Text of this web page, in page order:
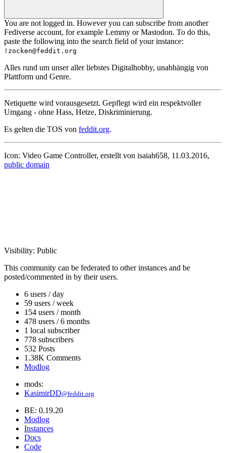
You are not logged in. However you can subscribe from another
Fediverse account, for example Lemmy or Mastodon. To do this,
paste the following into the search field of your instance:
!zocken@feddit.org
Alles rund um unser aller liebstes Digitalhobby, unabhängig von
Plattform und Genre.
Netiquette wird vorausgesetzt. Gepflegt wird ein respektvoller
Umgang - ohne Hass, Hetze, Diskriminierung.
Es gelten die TOS von feddit.org.
Icon: Video Game Controller, erstellt von isaiah658, 11.03.2016,
public domain
Visibility: Public
This community can be federated to other instances and be
posted/commented in by their users.
6 users / day
59 users / week
154 users / month
478 users / 6 months
1 local subscriber
778 subscribers
532 Posts
1.38K Comments
Modlog
mods:
KasimirDD@feddit.org
BE: 0.19.20
Modlog
Instances
Docs
Code